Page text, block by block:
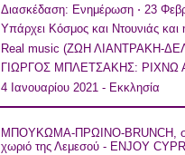
Διασκέδαση: Ενημέρωση ⋅ 23
Υπάρχει Κόσμος και Ντουνιάς
Real music (ZΩΗ ΛΙΑΝΤΡΑΚΗ-
ΓΙΩΡΓΟΣ ΜΠΛΕΤΣΑΚΗΣ: ΡΙΧΝΩ
4 Ιανουαρίου 2021 - Εκκλησία
ΜΠΟΥΚΩΜΑ-ΠΡΩΙΝΟ-BRUNCH, σε
χωριό της Λεμεσού - ENJOY